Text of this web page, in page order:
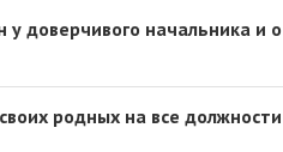
у доверчивого начальника и
родных на все